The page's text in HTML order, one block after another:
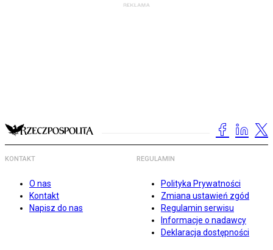
KONTAKT
O nas
Kontakt
Napisz do nas
REGULAMIN
Polityka Prywatności
Zmiana ustawień zgód
Regulamin serwisu
Informacje o nadawcy
Deklaracja dostępności